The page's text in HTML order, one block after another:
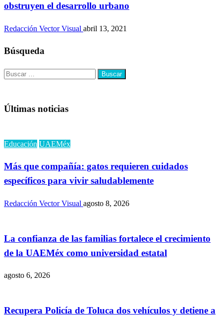
obstruyen el desarrollo urbano
Redacción Vector Visual abril 13, 2021
Búsqueda
Buscar:
Últimas noticias
Educación UAEMéx
Más que compañía: gatos requieren cuidados
específicos para vivir saludablemente
Redacción Vector Visual agosto 8, 2026
La confianza de las familias fortalece el crecimiento
de la UAEMéx como universidad estatal
agosto 6, 2026
Recupera Policía de Toluca dos vehículos y detiene a